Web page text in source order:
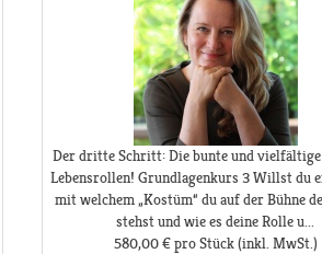
Der dritte Schritt: Die bunte und
Lebensrollen! Grundlagenkurs 3 Willst du
mit welchem „Kostüm“ du auf der Bühne
stehst und wie es deine Rolle u...
580,00 €pro Stück(inkl. MwSt.)